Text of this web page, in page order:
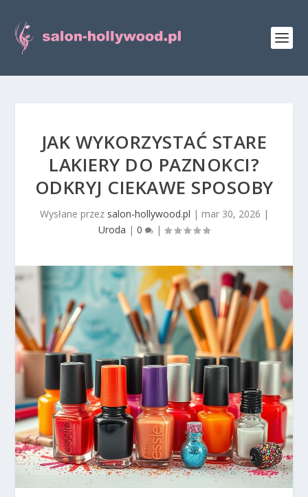
JAK WYKORZYSTAĆ STARE
LAKIERY DO PAZNOKCI?
ODKRYJ CIEKAWE SPOSOBY
Wysłane przez salon-hollywood.pl | mar 30, 2026 |
Uroda | 0 |